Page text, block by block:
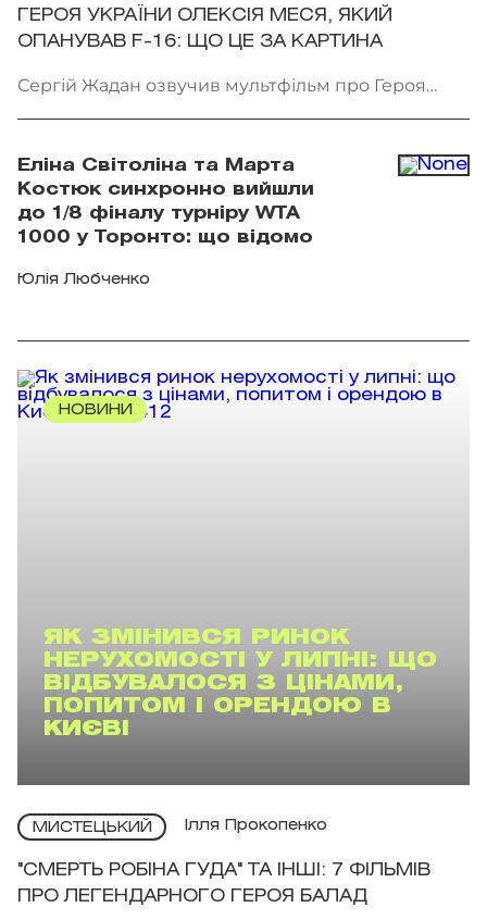
ГЕРОЯ УКРАЇНИ ОЛЕКСІЯ МЕСЯ, ЯКИЙ
ОПАНУВАВ F-16: ЩО ЦЕ ЗА КАРТИНА
Сергій Жадан озвучив мультфільм про Героя
Еліна Світоліна та Марта
Костюк синхронно вийшли
до 1/8 фіналу турніру WTA
1000 у Торонто: що відомо
Юлія Любченко
НОВИНИ
ЯК ЗМІНИВСЯ РИНОК
НЕРУХОМОСТІ У ЛИПНІ: ЩО
ВІДБУВАЛОСЯ З ЦІНАМИ,
ПОПИТОМ І ОРЕНДОЮ В
КИЄВІ
МИСТЕЦЬКИЙ Ілля Прокопенко
"СМЕРТЬ РОБІНА ГУДА" ТА ІНШІ: 7 ФІЛЬМІВ
ПРО ЛЕГЕНДАРНОГО ГЕРОЯ БАЛАД